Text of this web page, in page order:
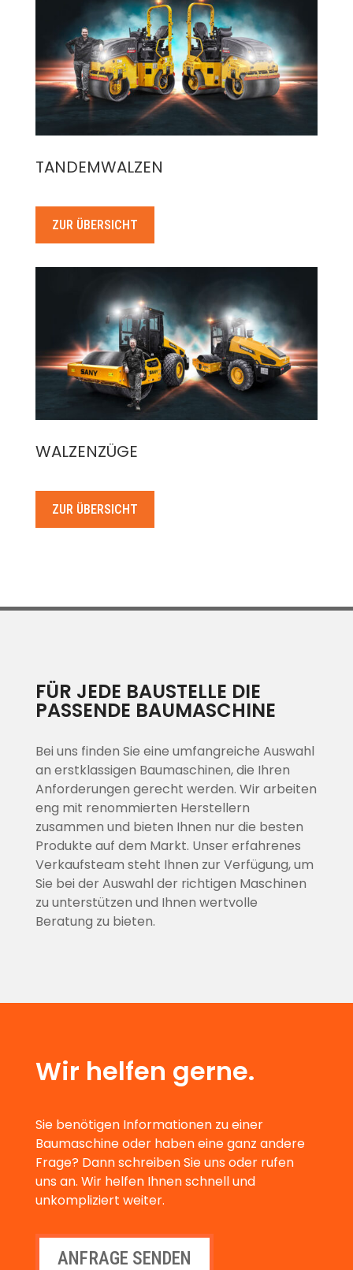
TANDEMWALZEN
ZUR ÜBERSICHT
WALZENZÜGE
ZUR ÜBERSICHT
FÜR JEDE BAUSTELLE DIE
PASSENDE BAUMASCHINE
Bei uns finden Sie eine umfangreiche Auswahl
an erstklassigen Baumaschinen, die Ihren
Anforderungen gerecht werden. Wir arbeiten
eng mit renommierten Herstellern
zusammen und bieten Ihnen nur die besten
Produkte auf dem Markt. Unser erfahrenes
Verkaufsteam steht Ihnen zur Verfügung, um
Sie bei der Auswahl der richtigen Maschinen
zu unterstützen und Ihnen wertvolle
Beratung zu bieten.
Wir helfen gerne.
Sie benötigen Informationen zu einer
Baumaschine oder haben eine ganz andere
Frage? Dann schreiben Sie uns oder rufen
uns an. Wir helfen Ihnen schnell und
unkompliziert weiter.
ANFRAGE SENDEN